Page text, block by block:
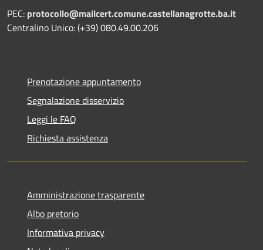
PEC: protocollo@mailcert.comune.castellanagrotte.ba.it
Centralino Unico: (+39) 080.49.00.206
Prenotazione appuntamento
Segnalazione disservizio
Leggi le FAQ
Richiesta assistenza
Amministrazione trasparente
Albo pretorio
Informativa privacy